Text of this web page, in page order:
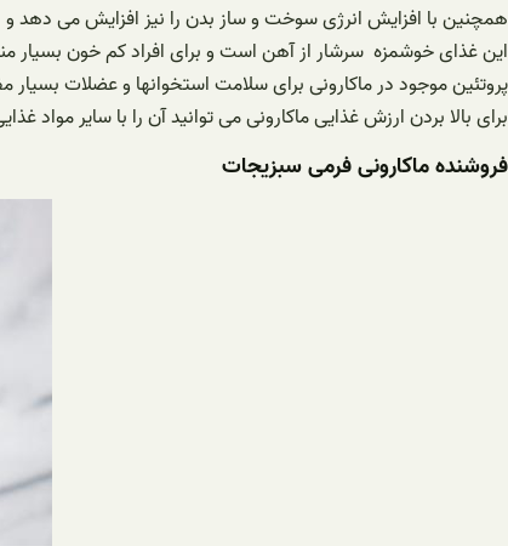
همچنین با افزایش انرژی سوخت و ساز بدن را نیز افزایش می
این غذای خوشمزه سرشار از آهن است و برای افراد کم خون
پروتئین موجود در ماکارونی برای سلامت استخوانها و عضلات
برای بالا بردن ارزش غذایی ماکارونی می توانید آن را با سایر مواد
فروشنده ماکارونی فرمی سبزیجات